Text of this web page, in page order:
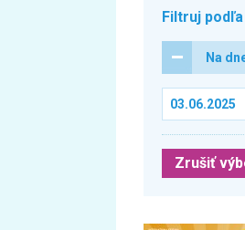
Filtruj
Na
Zrušiť